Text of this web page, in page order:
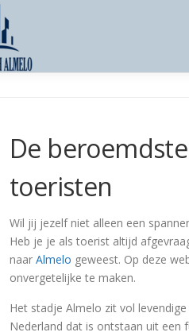
De
toeristen
Wil jij jezelf niet alleen een
Heb je je als toerist altijd
naar Almelo geweest. Op deze
onvergetelijke te maken.
Het stadje Almelo zit vol
Nederland dat is ontstaan uit een